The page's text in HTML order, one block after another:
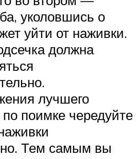
уколовшись о
уйти от наживки.
должна
лучшего
по поимке чередуйте
Тем самым вы